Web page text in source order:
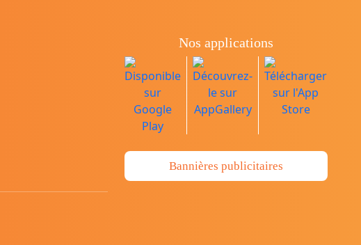
Nos applications
Bannières publicitaires